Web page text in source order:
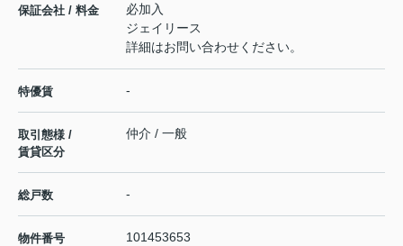
保証会社 / 料金
必加入
ジェイリース
詳細はお問い合わせください。
特優賃 -
取引態様 /
賃貸区分
仲介 / 一般
総戸数 -
物件番号 101453653